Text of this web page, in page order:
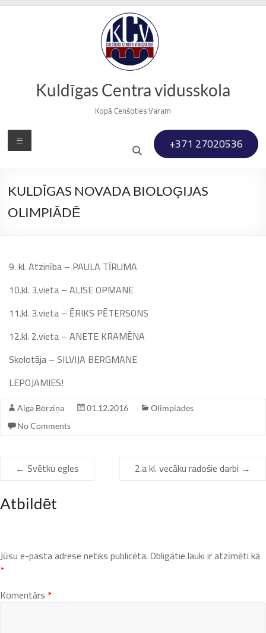
Skip
Kuldīgas Centra vidusskola
Kopā Cenšoties Varam
+371 27020536
Menu
KULDĪGAS NOVADA BIOLOĢIJAS
OLIMPIĀDĒ
9. kl. Atzinība – PAULA TĪRUMA
10.kl. 3.vieta – ALISE OPMANE
11.kl. 3.vieta – ĒRIKS PĒTERSONS
12.kl. 2.vieta – ANETE KRAMĒNA
Skolotāja – SILVIJA BERGMANE
LEPOJAMIES!
Aiga Bērziņa 01.12.2016
Olimpiādes
No Comments
← Svētku egles 2.a kl. vecāku radošie darbi →
Atbildēt
Jūsu e-pasta adrese netiks publicēta.Obligātie lauki ir atzīmēti kā
*
Komentārs *